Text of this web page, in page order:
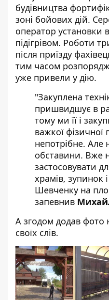
будівництва
зоні бойових дій.
оператор установки
підігрівом. Роботи
після приїзду
тим часом
уже привели у дію.
"Закуплена
пришвидшує в
тому ми її і
важкої фізичної
непотрібне. Але
обставини. Вже
застосовувати
храмів, зупинок
Шевченку на
запевнив
А згодом додав фото
своїх слів.